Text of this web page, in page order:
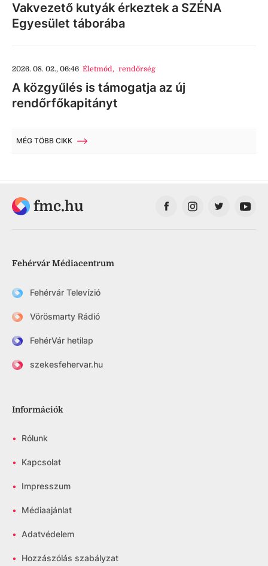
Vakvezető kutyák érkeztek a SZÉNA
Egyesület táborába
2026. 08. 02., 06:46 Életmód, rendőrség
A közgyűlés is támogatja az új
rendőrfőkapitányt
MÉG TÖBB CIKK
fmc.hu
Fehérvár Médiacentrum
Fehérvár Televízió
Vörösmarty Rádió
FehérVár hetilap
szekesfehervar.hu
Információk
• Rólunk
• Kapcsolat
• Impresszum
• Médiaajánlat
• Adatvédelem
• Hozzászólás szabályzat